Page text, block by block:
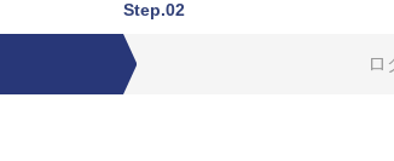
Step.02
ロ